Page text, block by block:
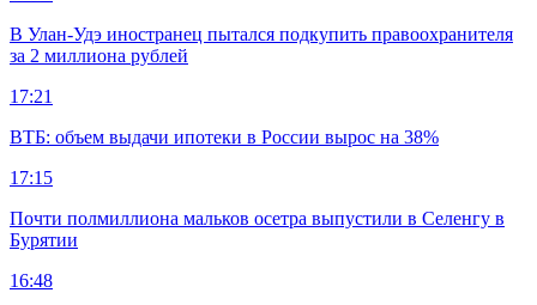
В Улан-Удэ иностранец пытался подкупить правоохранителя
за 2 миллиона рублей
17:21
ВТБ: объем выдачи ипотеки в России вырос на 38%
17:15
Почти полмиллиона мальков осетра выпустили в Селенгу в
Бурятии
16:48